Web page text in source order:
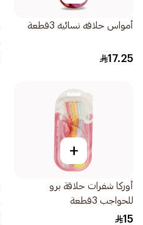
أمواس حلاقه نسائيه 3قطعة
17.25
+
أوركا شفرات حلاقة برو
للحواجب 3قطعة
15